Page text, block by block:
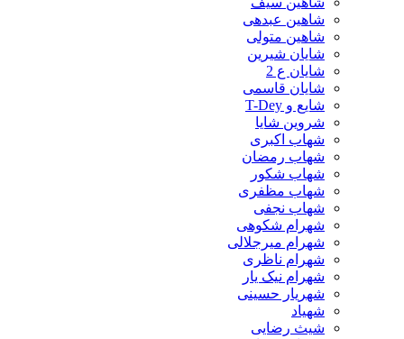
شاهین عبدهی
شاهین متولی
شایان شیرین
شایان ع 2
شایان قاسمی
شایع و T-Dey
شروین شایا
شهاب اکبری
شهاب رمضان
شهاب شکور
شهاب مظفری
شهاب نجفی
شهرام شکوهی
شهرام میرجلالی
شهرام ناظری
شهرام نیک یار
شهریار حسینی
شهیاد
شیث رضایی